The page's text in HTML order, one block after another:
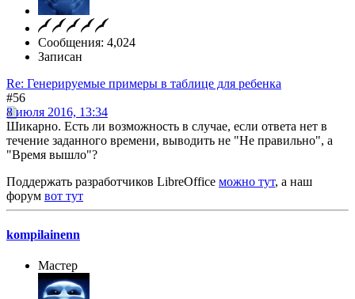
Сообщения: 4,024
Записан
Re: Генерируемые примеры в таблице для ребенка
#56
8 июля 2016, 13:34
Шикарно. Есть ли возможность в случае, если ответа нет в
течение заданного времени, выводить не "Не правильно", а
"Время вышло"?
Поддержать разработчиков LibreOffice можно тут, а наш
форум вот тут
kompilainenn
Мастер